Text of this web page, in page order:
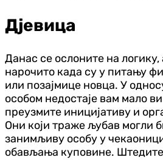
Дјевица
Данас се ослоните на логику,
нарочито када су у питању
или позајмице новца. У
особом недостаје вам мало
преузмите иницијативу и
Они који траже љубав могли
занимљиву особу у
обављања куповине. Штедите